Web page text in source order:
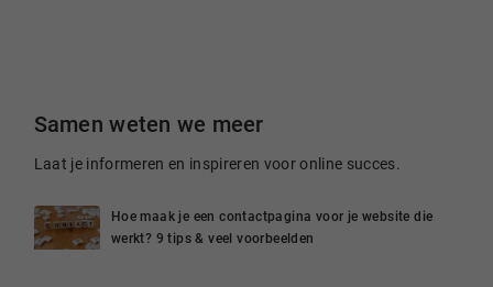
Samen weten we meer
Laat je informeren en inspireren voor online succes.
Hoe maak je een contactpagina voor je website die
werkt? 9 tips & veel voorbeelden